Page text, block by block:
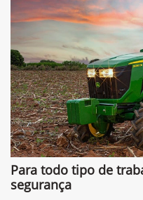
Para todo tipo de
segurança